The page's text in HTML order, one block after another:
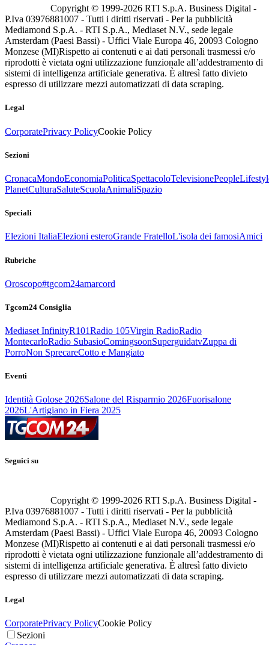
Copyright © 1999-2026 RTI S.p.A. Business Digital -
P.Iva 03976881007 - Tutti i diritti riservati - Per la pubblicità
Mediamond S.p.A. - RTI S.p.A., Mediaset N.V., sede legale
Amsterdam (Paesi Bassi) - Uffici Viale Europa 46, 20093 Cologno
Monzese (MI)Rispetto ai contenuti e ai dati personali trasmessi e/o
riprodotti è vietata ogni utilizzazione funzionale all’addestramento di
sistemi di intelligenza artificiale generativa. È altresì fatto divieto
espresso di utilizzare mezzi automatizzati di data scraping.
Legal
CorporatePrivacy PolicyCookie Policy
Sezioni
CronacaMondoEconomiaPoliticaSpettacoloTelevisionePeople
PlanetCulturaSaluteScuolaAnimaliSpazio
Speciali
Elezioni ItaliaElezioni esteroGrande FratelloL'isola dei famosiAmici
Rubriche
Oroscopo#tgcom24amarcord
Tgcom24 Consiglia
Mediaset InfinityR101Radio 105Virgin RadioRadio
MontecarloRadio SubasioComingsoonSuperguidatvZuppa di
PorroNon SprecareCotto e Mangiato
Eventi
Identità Golose 2026Salone del Risparmio 2026Fuorisalone
2026L'Artigiano in Fiera 2025
Seguici su
Copyright © 1999-2026 RTI S.p.A. Business Digital -
P.Iva 03976881007 - Tutti i diritti riservati - Per la pubblicità
Mediamond S.p.A. - RTI S.p.A., Mediaset N.V., sede legale
Amsterdam (Paesi Bassi) - Uffici Viale Europa 46, 20093 Cologno
Monzese (MI)Rispetto ai contenuti e ai dati personali trasmessi e/o
riprodotti è vietata ogni utilizzazione funzionale all’addestramento di
sistemi di intelligenza artificiale generativa. È altresì fatto divieto
espresso di utilizzare mezzi automatizzati di data scraping.
Legal
CorporatePrivacy PolicyCookie Policy
Sezioni